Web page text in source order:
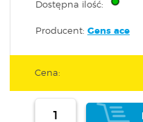
Dostępna ilość:
Producent: Gens ace
Cena: